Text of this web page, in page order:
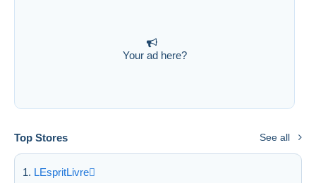
Your ad here?
Top Stores See all
LEspritLivre